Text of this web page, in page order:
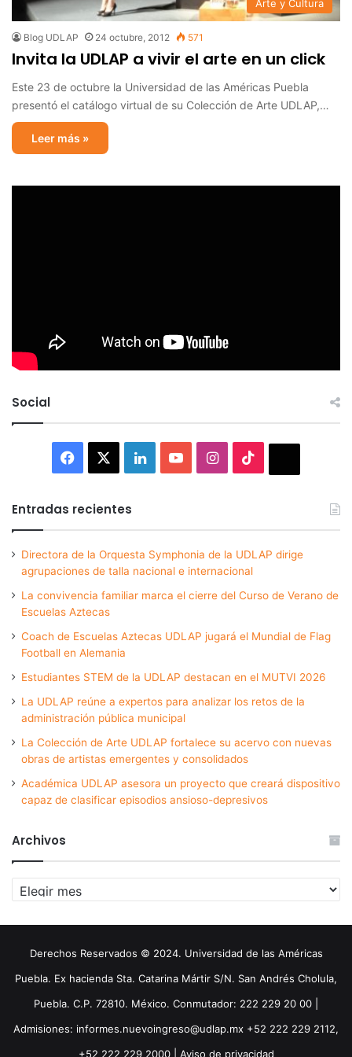
Arte y Cultura
Blog UDLAP 24 octubre, 2012 571
Invita la UDLAP a vivir el arte en un click
Este 23 de octubre la Universidad de las Américas Puebla
presentó el catálogo virtual de su Colección de Arte UDLAP,…
Leer más »
Social
Facebook LinkedInYouTubeInstagram
Entradas recientes
Directora de la Orquesta Symphonia de la UDLAP dirige
agrupaciones de talla nacional e internacional
La convivencia familiar marca el cierre del Curso de Verano de
Escuelas Aztecas
Coach de Escuelas Aztecas UDLAP jugará el Mundial de Flag
Football en Alemania
Estudiantes STEM de la UDLAP destacan en el MUTVI 2026
La UDLAP reúne a expertos para analizar los retos de la
administración pública municipal
La Colección de Arte UDLAP fortalece su acervo con nuevas
obras de artistas emergentes y consolidados
Académica UDLAP asesora un proyecto que creará dispositivo
capaz de clasificar episodios ansioso-depresivos
Archivos
Archivos
Derechos Reservados © 2024. Universidad de las Américas
Puebla. Ex hacienda Sta. Catarina Mártir S/N. San Andrés Cholula,
Puebla. C.P. 72810. México. Conmutador: 222 229 20 00 |
Admisiones: informes.nuevoingreso@udlap.mx +52 222 229 2112,
+52 222 229 2000 | Aviso de privacidad